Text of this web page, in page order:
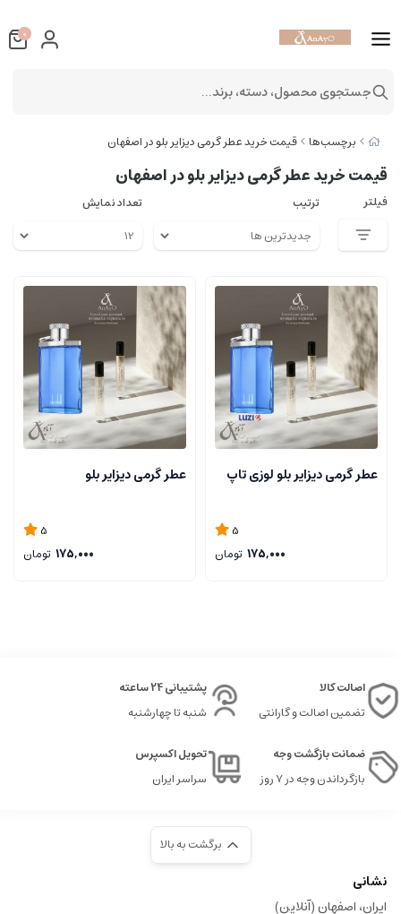
برچسب‌ها قیمت خرید عطر گرمی دیزایر بلو در اصفهان
قیمت خرید عطر گرمی دیزایر بلو در اصفهان
فیلتر ترتیب تعداد نمایش
عطر گرمی دیزایر بلو لوزی تاپ
5
175,000 تومان
عطر گرمی دیزایر بلو
5
175,000 تومان
اصالت کالا
تضمین اصالت و گارانتی
پشتیبانی 24 ساعته
شنبه تا چهارشنبه
ضمانت بازگشت وجه
بازگرداندن وجه در ۷ روز
تحویل اکسپرس
سراسر ایران
برگشت به بالا
نشانی
ایران، اصفهان (آنلاین)
0
جستجوی محصول، دسته، برند...